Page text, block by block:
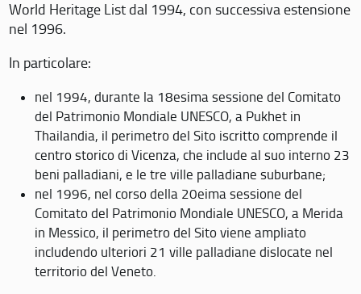
World Heritage List dal 1994, con successiva estensione
nel 1996.
In particolare:
nel 1994, durante la 18esima sessione del Comitato
del Patrimonio Mondiale UNESCO, a Pukhet in
Thailandia, il perimetro del Sito iscritto comprende il
centro storico di Vicenza, che include al suo interno 23
beni palladiani, e le tre ville palladiane suburbane;
nel 1996, nel corso della 20eima sessione del
Comitato del Patrimonio Mondiale UNESCO, a Merida
in Messico, il perimetro del Sito viene ampliato
includendo ulteriori 21 ville palladiane dislocate nel
territorio del Veneto.